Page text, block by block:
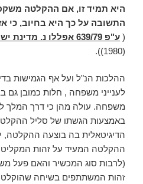
היא תמיד זו, אם ההקלטה
התשובה על כך היא בחיוב, כי
( ע"פ 639/79 אפללו נ. מדינת ישראל, פ"ד לד
(1980)).
ההלכות הנ"ל ועל אף הגמישות
לענייני משפחה , חלות כמובן גם
משפחה. עולה מהן כי דרך המלך
באמצעות הגשתו של סליל
הדיגיטאלית בה בוצעה
ההקלטה המעיד על זהות
(לרבות סוג המכשיר והאם פעל
זהות המשתתפים בשיחה